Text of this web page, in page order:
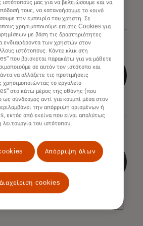
μας για να βελτιώσουμε και να
τους, να κατανοήσουμε το κοινό
την εμπειρία του χρήστη. Σε
χρησιμοποιούμε επίσης Cookies για
με βάση τις δραστηριότητες
ενδιαφέροντα των χρηστών στον
ιστότοπους. Κάντε κλικ στη
που βρίσκεται παρακάτω για να μάθετε
σε αυτόν τον ιστότοπο και
να αλλάξετε τις προτιμήσεις
χρησιμοποιώντας το εργαλείο
στο κάτω μέρος της οθόνης (που
ως σύνδεσμος αντί για κουμπί μέσα στον
την απόρριψη ορισμένων ή
εκτός από εκείνα που είναι απολύτως
του ιστότοπου.
Απόρριψη όλων
Διαχείριση cookies